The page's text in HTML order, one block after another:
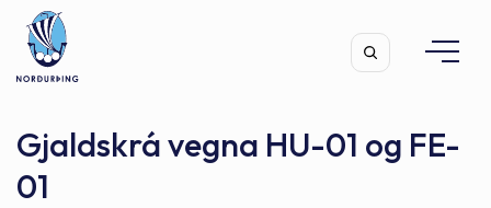
Gjaldskrá vegna HU-01 og FE-
01